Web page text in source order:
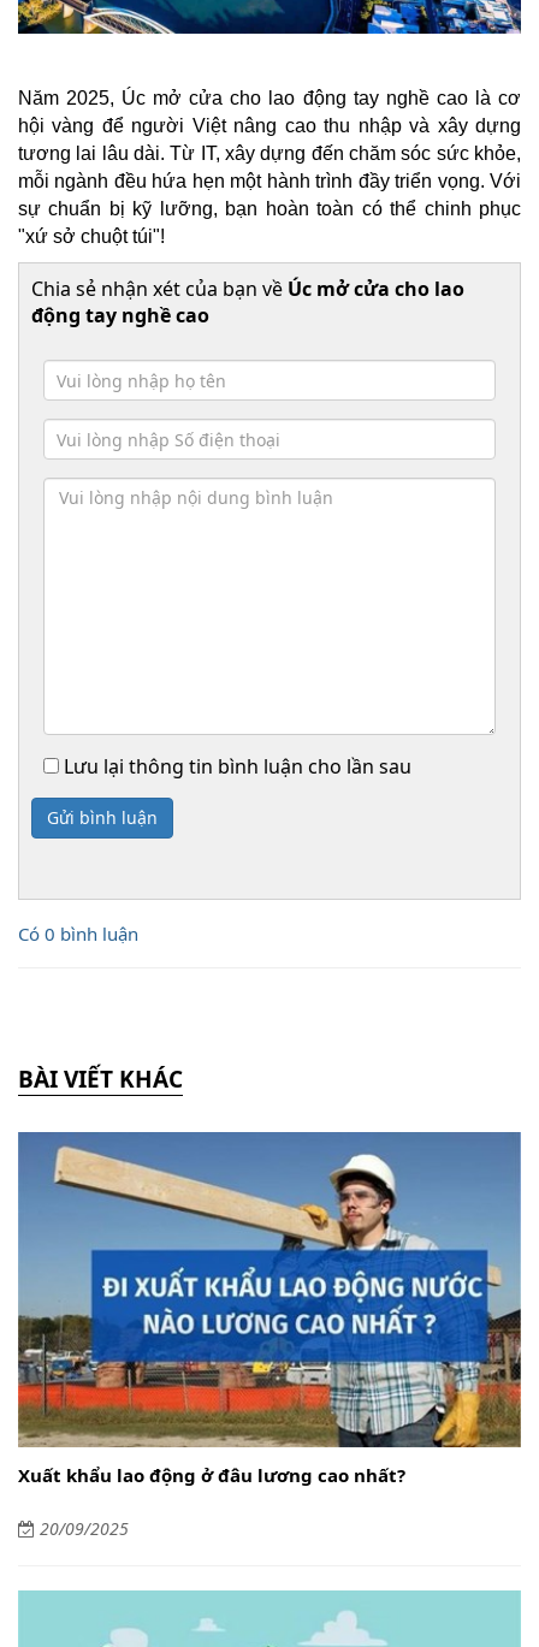
Năm 2025, Úc mở cửa cho lao động tay nghề cao là cơ
hội vàng để người Việt nâng cao thu nhập và xây dựng
tương lai lâu dài. Từ IT, xây dựng đến chăm sóc sức khỏe,
mỗi ngành đều hứa hẹn một hành trình đầy triển vọng. Với
sự chuẩn bị kỹ lưỡng, bạn hoàn toàn có thể chinh phục
"xứ sở chuột túi"!
Chia sẻ nhận xét của bạn về Úc mở cửa cho lao
động tay nghề cao
Lưu lại thông tin bình luận cho lần sau
Gửi bình luận
Có 0 bình luận
BÀI VIẾT KHÁC
Xuất khẩu lao động ở đâu lương cao nhất?
20/09/2025